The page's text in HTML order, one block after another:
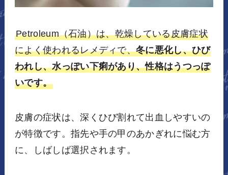
Petroleum（石油）は、乾燥している皮膚症状
によく使われるレメディで、冬に悪化し、ひび
われし、水っぽい下痢があり、性格はうつっぽ
いです。
皮膚の症状は、深くひび割れて出血しやすいの
が特徴です。指先や手の甲のあかぎれに悩む方
に、しばしば選択されます。